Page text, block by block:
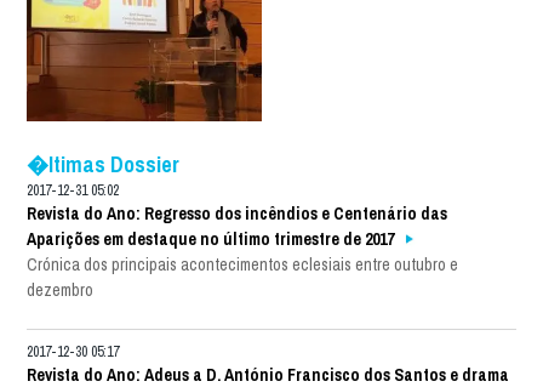
�ltimas Dossier
2017-12-31 05:02
Revista do Ano: Regresso dos incêndios e Centenário das
Aparições em destaque no último trimestre de 2017
Crónica dos principais acontecimentos eclesiais entre outubro e
dezembro
2017-12-30 05:17
Revista do Ano: Adeus a D. António Francisco dos Santos e drama